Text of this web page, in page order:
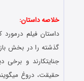
خلاصه داستان:
گذشته را در بخش
جنایتکارند و برخی
حقیقت، دروغ